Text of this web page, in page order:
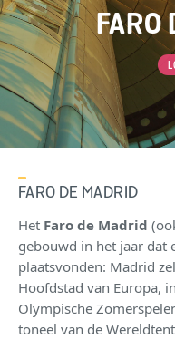
FARO
FARO DE MADRID
Het Faro de Madrid
gebouwd in het jaar dat
plaatsvonden: Madrid
Hoofdstad van Europa,
Olympische
toneel van de